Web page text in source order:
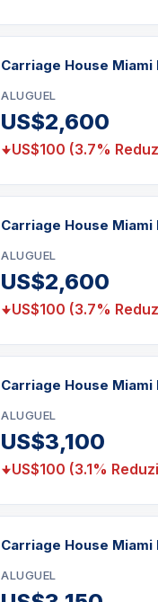
Carriage House
ALUGUEL
US$2,600
US$100 (3.7%
Carriage House
ALUGUEL
US$2,600
US$100 (3.7%
Carriage House Miami
ALUGUEL
US$3,100
US$100 (3.1%
Carriage House
ALUGUEL